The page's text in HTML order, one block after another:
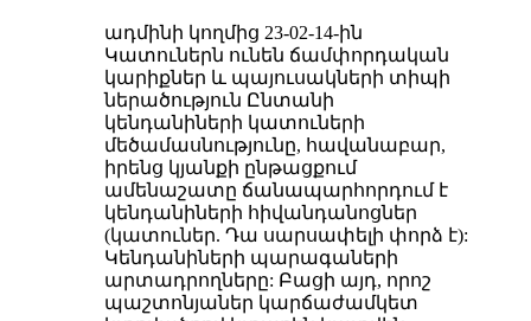
ադմինի կողմից 23-02-14-ին
Կատուներն ունեն ճամփորդական
կարիքներ և պայուսակների տիպի
ներածություն Ընտանի
կենդանիների կատուների
մեծամասնությունը, հավանաբար,
իրենց կյանքի ընթացքում
ամենաշատը ճանապարհորդում է
կենդանիների հիվանդանոցներ
(կատուներ. Դա սարսափելի փորձ է):
Կենդանիների պարագաների
արտադրողները: Բացի այդ, որոշ
պաշտոնյաներ կարճաժամկետ